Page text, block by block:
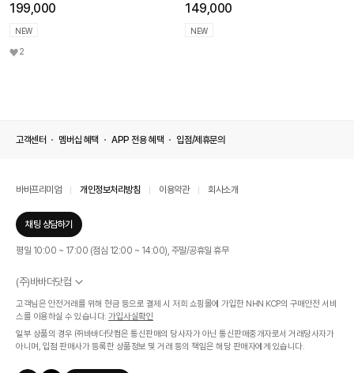
199,000
NEW
2
149,000
NEW
고객센터 멤버십 혜택 APP 전용 혜택 입점/제휴문의
바바프리미엄 개인정보처리방침 이용약관 회사소개
채팅 상담하기
평일 10:00 ~ 17:00 (점심 12:00 ~ 14:00), 주말/공휴일 휴무
(주)바바더닷컴
서울특별시 서초구 신반포로 339, 논현빌딩 (대표이사 : 문인식)
사업자 등록번호 569-86-01308
통신판매업신고번호 제 2019 - 서울 서초 - 1268호
개인정보관리책임자 : 김효영
고객님은 안전거래를 위해 현금 등으로 결제 시 저희 쇼핑몰에 가입한 NHN KCP의 구매안전 서비
스를 이용하실 수 있습니다. 가입사실확인
일부 상품의 경우 ㈜바바더닷컴은 통신판매의 당사자가 아닌 통신판매중개자로서 거래당사자가
아니며, 입점 판매사가 등록한 상품정보 및 거래 등의 책임은 해당 판매자에게 있습니다.